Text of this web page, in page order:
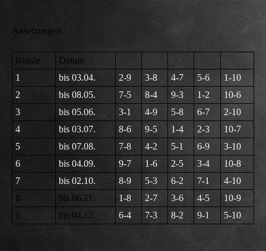
Ansetzungen
Runde
Datum
1
bis 03.04. 2-9 3-8 4-7 5-6
1-10
2
bis 08.05. 7-5 8-4 9-3 1-2
10-6
3
bis 05.06. 3-1 4-9 5-8 6-7
2-10
4
bis 03.07. 8-6 9-5 1-4 2-3
10-7
5
bis 07.08. 7-8 4-2 5-1 6-9
3-10
6
bis 04.09. 9-7 1-6 2-5 3-4
10-8
7
bis 02.10. 8-9 5-3 6-2 7-1
4-10
8
bis 06.11. 1-8 2-7 3-6 4-5
10-9
9
bis 04.12. 6-4 7-3 8-2 9-1 5-10